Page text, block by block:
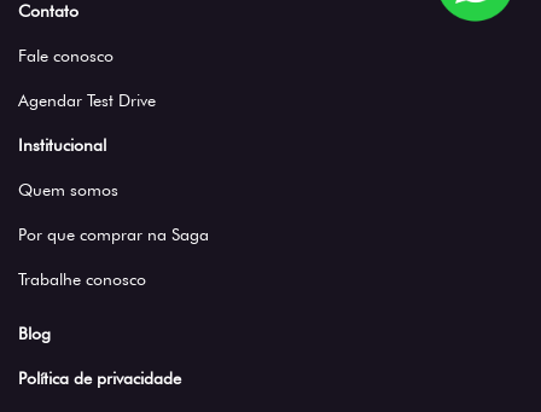
Contato
Fale conosco
Agendar Test Drive
Institucional
Quem somos
Por que comprar na Saga
Trabalhe conosco
Blog
Política de privacidade